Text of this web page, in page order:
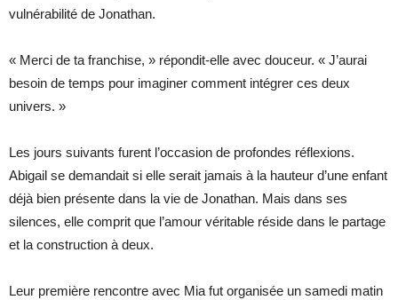
vulnérabilité de Jonathan.
« Merci de ta franchise, » répondit-elle avec douceur. « J’aurai
besoin de temps pour imaginer comment intégrer ces deux
univers. »
Les jours suivants furent l’occasion de profondes réflexions.
Abigail se demandait si elle serait jamais à la hauteur d’une enfant
déjà bien présente dans la vie de Jonathan. Mais dans ses
silences, elle comprit que l’amour véritable réside dans le partage
et la construction à deux.
Leur première rencontre avec Mia fut organisée un samedi matin